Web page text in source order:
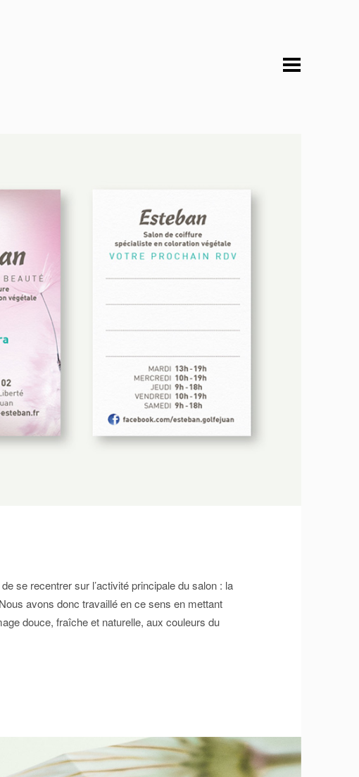
se recentrer sur l’activité principale du salon : la
avons donc travaillé en ce sens en mettant
douce, fraîche et naturelle, aux couleurs du